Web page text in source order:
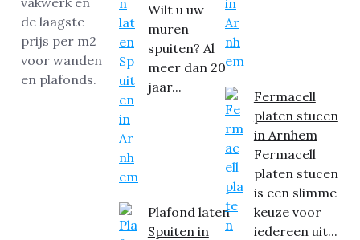
Wilt u uw
muren
spuiten? Al
meer dan 20
jaar...
Plafond laten
Spuiten in
Fermacell
platen stucen
in Arnhem
Fermacell
platen stucen
is een slimme
keuze voor
iedereen uit...